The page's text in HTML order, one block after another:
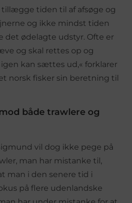
tillægge tiden til af afsøge og
og ikke mindst tiden
det ødelagte udstyr. Ofte er
og skal rettes op og
kan sættes ud,« forklarer
norsk fisker sin beretning til
både trawlere og
vil dog ikke pege på
man har mistanke til,
man i den senere tid i
på flere udenlandske